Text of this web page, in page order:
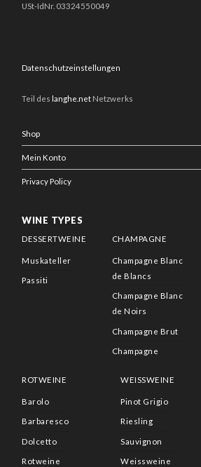
USt-IdNr. 03324550049
Datenschutzeinstellungen
Teil deslanghe.net Netzwerks
Shop
Mein Konto
Privacy Policy
WINE TYPES
DESSERTWEINE
Muskateller
Passiti
CHAMPAGNE
Champagne Blanc
de Blancs
Champagne Blanc
de Noirs
Champagne Brut
Champagne
ROTWEINE
Barolo
Barbaresco
Dolcetto
Rotweine
WEISSWEINE
Pinot Grigio
Riesling
Sauvignon
Weissweine